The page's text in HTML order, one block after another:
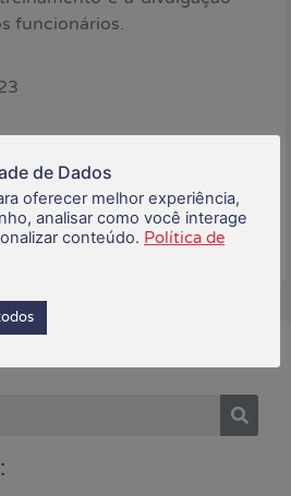
funcionários.
de Dados
oferecer melhor experiência,
analisar como você interage
conteúdo. Política de